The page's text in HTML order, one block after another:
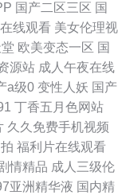
利地址 成人性视频 精
视频总站 超碰97在
AⅤ 亚洲丝袜足交 91
合色 天天日b夜夜爽
草av网站 日本不卡12
国产二区三区 国
线观看 美女伦理视
欧美变态一区 国
源站 成人午夜在线
a级0 变性人妖 国产
丁香五月色网站
久久免费手机视频
福利片在线观看
情精品 成人三级伦
亚洲精华液 国内精